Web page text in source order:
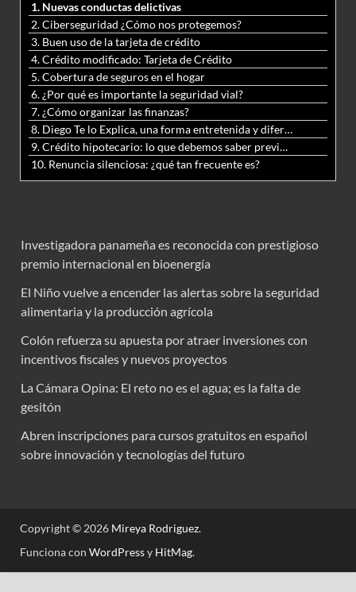
1. Nuevas conductas delictivas
2. Ciberseguridad ¿Cómo nos protegemos?
3. Buen uso de la tarjeta de crédito
4. Crédito modificado: Tarjeta de Crédito
5. Cobertura de seguros en el hogar
6. ¿Por qué es importante la seguridad vial?
7. ¿Cómo organizar las finanzas?
8. Diego Te lo Explica, una forma entretenida y diferente de aprender matemáticas y ciencias
9. Crédito hipotecario: lo que debemos saber previo a adquirir nuestra vivienda
10. Renuncia silenciosa: ¿qué tan frecuente es?
Investigadora panameña es reconocida con prestigioso
premio internacional en bioenergía
El Niño vuelve a encender las alertas sobre la seguridad
alimentaria y la producción agrícola
Colón refuerza su apuesta por atraer inversiones con
incentivos fiscales y nuevos proyectos
La Cámara Opina: El reto no es el agua; es la falta de
gesitón
Abren inscripciones para cursos gratuitos en español
sobre innovación y tecnologías del futuro
Copyright © 2026 Mireya Rodriguez.
Funciona con WordPressy HitMag.